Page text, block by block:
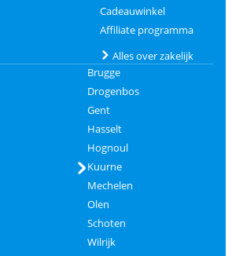
Cadeauwinkel
Affiliate programma
Alles over zakelijk
Brugge
Drogenbos
Gent
Hasselt
Hognoul
Kuurne
Mechelen
Olen
Schoten
Wilrijk